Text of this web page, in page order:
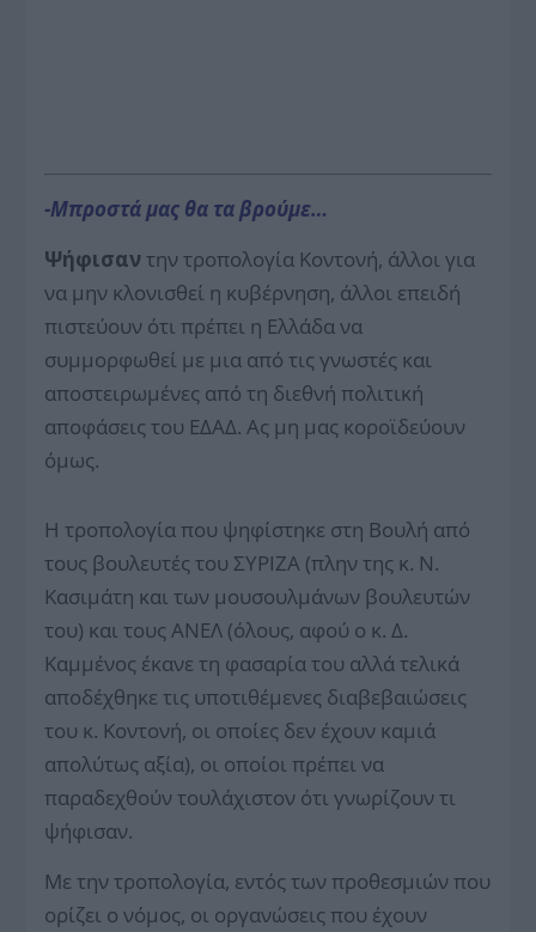
-Μπροστά μας θα τα βρούμε…
Ψήφισαντην τροπολογία Κοντονή, άλλοι για
να μην κλονισθεί η κυβέρνηση, άλλοι επειδή
πιστεύουν ότι πρέπει η Ελλάδα να
συμμορφωθεί με μια από τις γνωστές και
αποστειρωμένες από τη διεθνή πολιτική
αποφάσεις του ΕΔΑΔ. Ας μη μας κοροϊδεύουν
όμως.
Η τροπολογία που ψηφίστηκε στη Βουλή από
τους βουλευτές του ΣΥΡΙΖΑ (πλην της κ. Ν.
Κασιμάτη και των μουσουλμάνων βουλευτών
του) και τους ΑΝΕΛ (όλους, αφού ο κ. Δ.
Καμμένος έκανε τη φασαρία του αλλά τελικά
αποδέχθηκε τις υποτιθέμενες διαβεβαιώσεις
του κ. Κο­ντονή, οι οποίες δεν έχουν καμιά
απολύτως αξία), οι οποίοι πρέπει να
παραδεχθούν τουλάχιστον ότι γνωρίζουν τι
ψήφισαν.
Με την τροπολογία, εντός των προθεσμιών που
ορίζει ο νόμος, οι οργανώσεις που έχουν